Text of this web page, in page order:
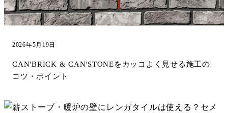
2026年5月19日
CAN'BRICK & CAN'STONEをカッコよく見せる施工の
コツ・ポイント